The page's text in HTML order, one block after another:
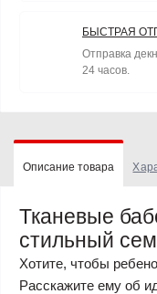
БЫСТРАЯ
Отправка
24 часов.
Описание товара
Тканевые
стильный
Хотите, чтобы
Расскажите ему об